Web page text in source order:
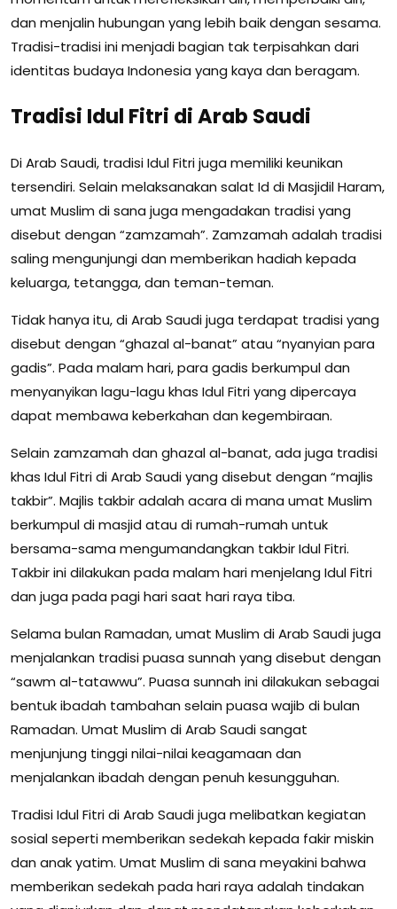
dan menjalin hubungan yang lebih baik dengan sesama.
Tradisi-tradisi ini menjadi bagian tak terpisahkan dari
identitas budaya Indonesia yang kaya dan beragam.
Tradisi Idul Fitri di Arab Saudi
Di Arab Saudi, tradisi Idul Fitri juga memiliki keunikan
tersendiri. Selain melaksanakan salat Id di Masjidil Haram,
umat Muslim di sana juga mengadakan tradisi yang
disebut dengan “zamzamah”. Zamzamah adalah tradisi
saling mengunjungi dan memberikan hadiah kepada
keluarga, tetangga, dan teman-teman.
Tidak hanya itu, di Arab Saudi juga terdapat tradisi yang
disebut dengan “ghazal al-banat” atau “nyanyian para
gadis”. Pada malam hari, para gadis berkumpul dan
menyanyikan lagu-lagu khas Idul Fitri yang dipercaya
dapat membawa keberkahan dan kegembiraan.
Selain zamzamah dan ghazal al-banat, ada juga tradisi
khas Idul Fitri di Arab Saudi yang disebut dengan “majlis
takbir”. Majlis takbir adalah acara di mana umat Muslim
berkumpul di masjid atau di rumah-rumah untuk
bersama-sama mengumandangkan takbir Idul Fitri.
Takbir ini dilakukan pada malam hari menjelang Idul Fitri
dan juga pada pagi hari saat hari raya tiba.
Selama bulan Ramadan, umat Muslim di Arab Saudi juga
menjalankan tradisi puasa sunnah yang disebut dengan
“sawm al-tatawwu”. Puasa sunnah ini dilakukan sebagai
bentuk ibadah tambahan selain puasa wajib di bulan
Ramadan. Umat Muslim di Arab Saudi sangat
menjunjung tinggi nilai-nilai keagamaan dan
menjalankan ibadah dengan penuh kesungguhan.
Tradisi Idul Fitri di Arab Saudi juga melibatkan kegiatan
sosial seperti memberikan sedekah kepada fakir miskin
dan anak yatim. Umat Muslim di sana meyakini bahwa
memberikan sedekah pada hari raya adalah tindakan